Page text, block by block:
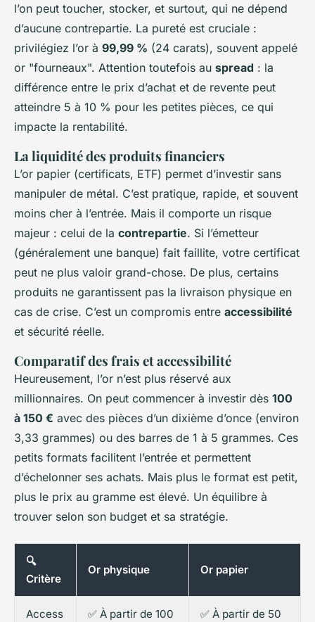
l’on peut toucher, stocker, et surtout, qui ne dépend
d’aucune contrepartie. La pureté est cruciale :
privilégiez l’or à 99,99 % (24 carats), souvent appelé
or "fourneaux". Attention toutefois au spread : la
différence entre le prix d’achat et de revente peut
atteindre 5 à 10 % pour les petites pièces, ce qui
impacte la rentabilité.
La liquidité des produits financiers
L’or papier (certificats, ETF) permet d’investir sans
manipuler de métal. C’est pratique, rapide, et souvent
moins cher à l’entrée. Mais il comporte un risque
majeur : celui de la contrepartie. Si l’émetteur
(généralement une banque) fait faillite, votre certificat
peut ne plus valoir grand-chose. De plus, certains
produits ne garantissent pas la livraison physique en
cas de crise. C’est un compromis entre accessibilité
et sécurité réelle.
Comparatif des frais et accessibilité
Heureusement, l’or n’est plus réservé aux
millionnaires. On peut commencer à investir dès 100
à 150 € avec des pièces d’un dixième d’once (environ
3,33 grammes) ou des barres de 1 à 5 grammes. Ces
petits formats facilitent l’entrée et permettent
d’échelonner ses achats. Mais plus le format est petit,
plus le prix au gramme est élevé. Un équilibre à
trouver selon son budget et sa stratégie.
🔍
Critère
Or physique Or papier
Access
✅ À partir de 100
✅ À partir de 50